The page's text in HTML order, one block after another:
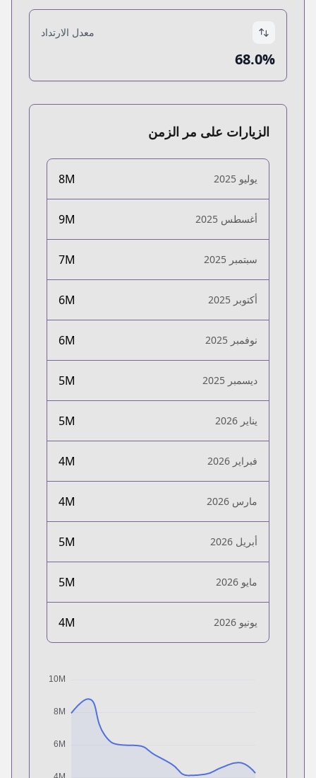
معدل الارتداد
68.0%
الزيارات على مر الزمن
يوليو 2025 8M
أغسطس 2025 9M
سبتمبر 2025 7M
أكتوبر 2025 6M
نوفمبر 2025 6M
ديسمبر 2025 5M
يناير 2026 5M
فبراير 2026 4M
مارس 2026 4M
أبريل 2026 5M
مايو 2026 5M
يونيو 2026 4M